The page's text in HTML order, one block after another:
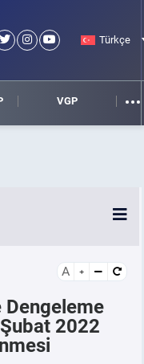
Türkçe
VGP
A
Dengeleme
2022